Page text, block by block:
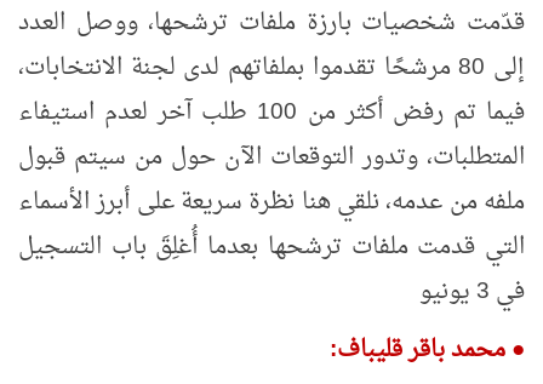
قدّمت شخصيات بارزة ملفات ترشحها، ووصل العدد
إلى 80 مرشحًا تقدموا بملفاتهم لدى لجنة الانتخابات،
فيما تم رفض أكثر من 100 طلب آخر لعدم استيفاء
المتطلبات، وتدور التوقعات الآن حول من سيتم قبول
ملفه من عدمه، نلقي هنا نظرة سريعة على أبرز الأسماء
التي قدمت ملفات ترشحها بعدما أُغلِقَ باب التسجيل
في 3 يونيو
●محمد باقر قليباف: